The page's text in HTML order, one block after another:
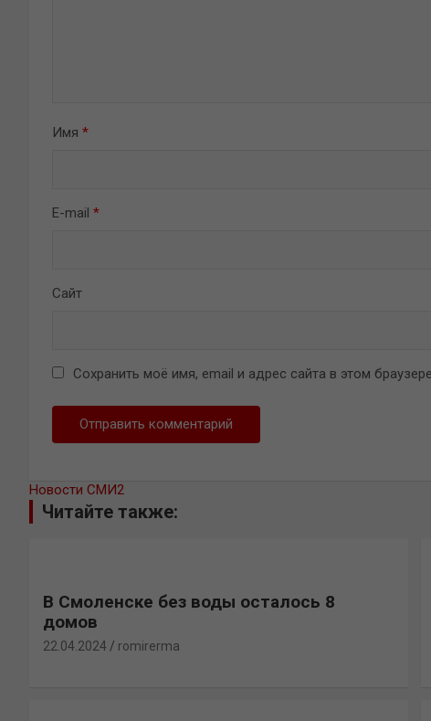
Имя *
E-mail *
Сайт
Сохранить моё имя, email и адрес сайта в этом
Новости СМИ2
Читайте также:
В Смоленске без воды осталось 8
домов
22.04.2024 romirerma